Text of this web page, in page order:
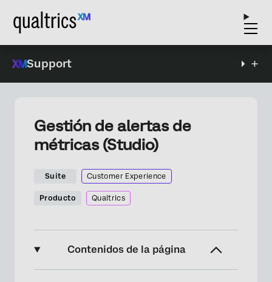
Support
Gestión de alertas de
métricas (Studio)
Suite Customer Experience
Producto Qualtrics
Contenidos de la página